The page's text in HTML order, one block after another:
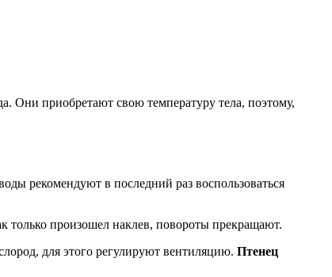
Они приобретают свою температуру тела, поэтому,
рекомендуют в последний раз воспользоваться
произошел наклев, повороты прекращают.
для этого регулируют вентиляцию. Птенец